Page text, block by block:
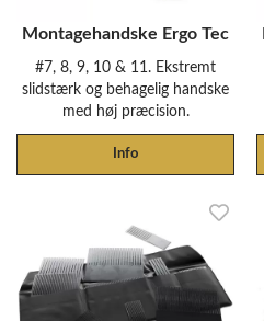
Montagehandske Ergo Tec
#7, 8, 9, 10 & 11. Ekstremt
slidstærk og behagelig handske
med høj præcision.
Info